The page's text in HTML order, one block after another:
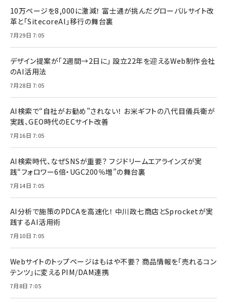
10万ページを8,000に激減！ 富士通が挑んだグローバルサイト改
革と「SitecoreAI」移行の舞台裏
7月29日 7:05
デザイン提案が「2週間→2日に」 設立22年を迎えるWeb制作会社
のAI活用法
7月28日 7:05
AI検索で“自社がお勧め”されない！ お米ギフトの八代目儀兵衛が
実践、GEO時代のECサイト改善
7月16日 7:05
AI検索時代、なぜSNSが重要？ フジドリームエアラインズが実
践“フォロワー6倍・UGC200％増”の舞台裏
7月14日 7:05
AI分析で施策のPDCAを高速化！ 中川政七商店とSprocketが実
践するAI活用術
7月10日 7:05
Webサイトのトップページはもはや不要？ 商品情報を「売れるコン
テンツ」に変えるPIM/DAM連携
7月8日 7:05